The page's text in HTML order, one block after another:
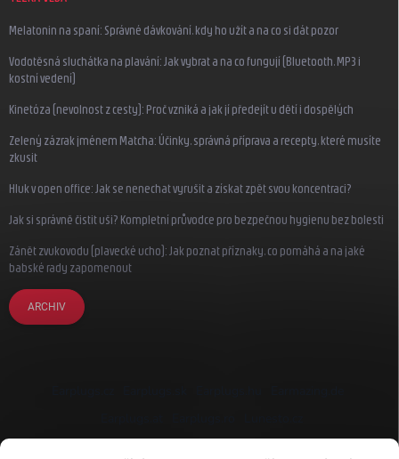
Melatonin na spaní: Správné dávkování, kdy ho užít a na co si dát pozor
Vodotěsná sluchátka na plavání: Jak vybrat a na co fungují (Bluetooth, MP3 i
kostní vedení)
Kinetóza (nevolnost z cesty): Proč vzniká a jak jí předejít u dětí i dospělých
Zelený zázrak jménem Matcha: Účinky, správná příprava a recepty, které musíte
zkusit
Hluk v open office: Jak se nenechat vyrušit a získat zpět svou koncentraci?
Jak si správně čistit uši? Kompletní průvodce pro bezpečnou hygienu bez bolesti
Zánět zvukovodu (plavecké ucho): Jak poznat příznaky, co pomáhá a na jaké
babské rady zapomenout
ARCHIV